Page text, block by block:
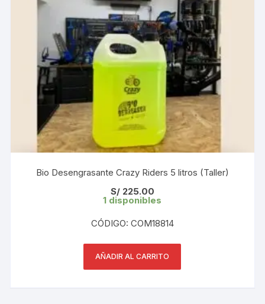
Bio Desengrasante Crazy Riders 5 litros (Taller)
S/225.00
1 disponibles
CÓDIGO: COM18814
AÑADIR AL CARRITO